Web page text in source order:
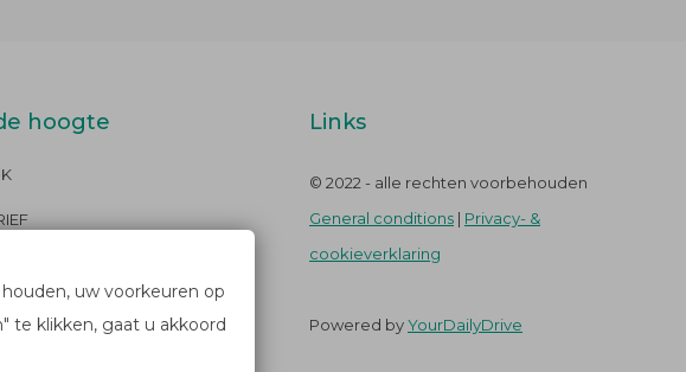
hoogte Links
© 2022 - alle rechten voorbehouden
General conditions | Privacy- &
cookieverklaring
Powered byYourDailyDrive
uw voorkeuren op
te klikken, gaat u akkoord